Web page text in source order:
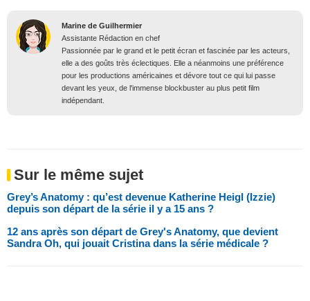
Marine de Guilhermier
Assistante Rédaction en chef
Passionnée par le grand et le petit écran et fascinée par les acteurs,
elle a des goûts très éclectiques. Elle a néanmoins une préférence
pour les productions américaines et dévore tout ce qui lui passe
devant les yeux, de l'immense blockbuster au plus petit film
indépendant.
Sur le même sujet
Grey’s Anatomy : qu’est devenue Katherine Heigl (Izzie)
depuis son départ de la série il y a 15 ans ?
12 ans après son départ de Grey's Anatomy, que devient
Sandra Oh, qui jouait Cristina dans la série médicale ?